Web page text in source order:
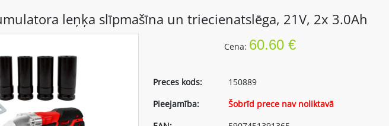
leņķa slīpmašīna un triecienatslēga, 21V, 2x 3.0Ah
Cena: 60.60 €
Preces kods:
150889
Pieejamība:
Šobrīd prece nav noliktavā